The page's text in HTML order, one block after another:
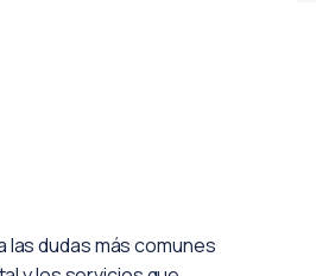
dudas más comunes